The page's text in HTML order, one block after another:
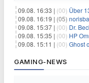
09.08. 16:33 | (00) Über
09.08. 16:19 | (05)
09.08. 15:37 | (00) Dr.
09.08. 15:35 | (00) HP
09.08. 15:11 | (00) Ghost of
GAMING-NEWS